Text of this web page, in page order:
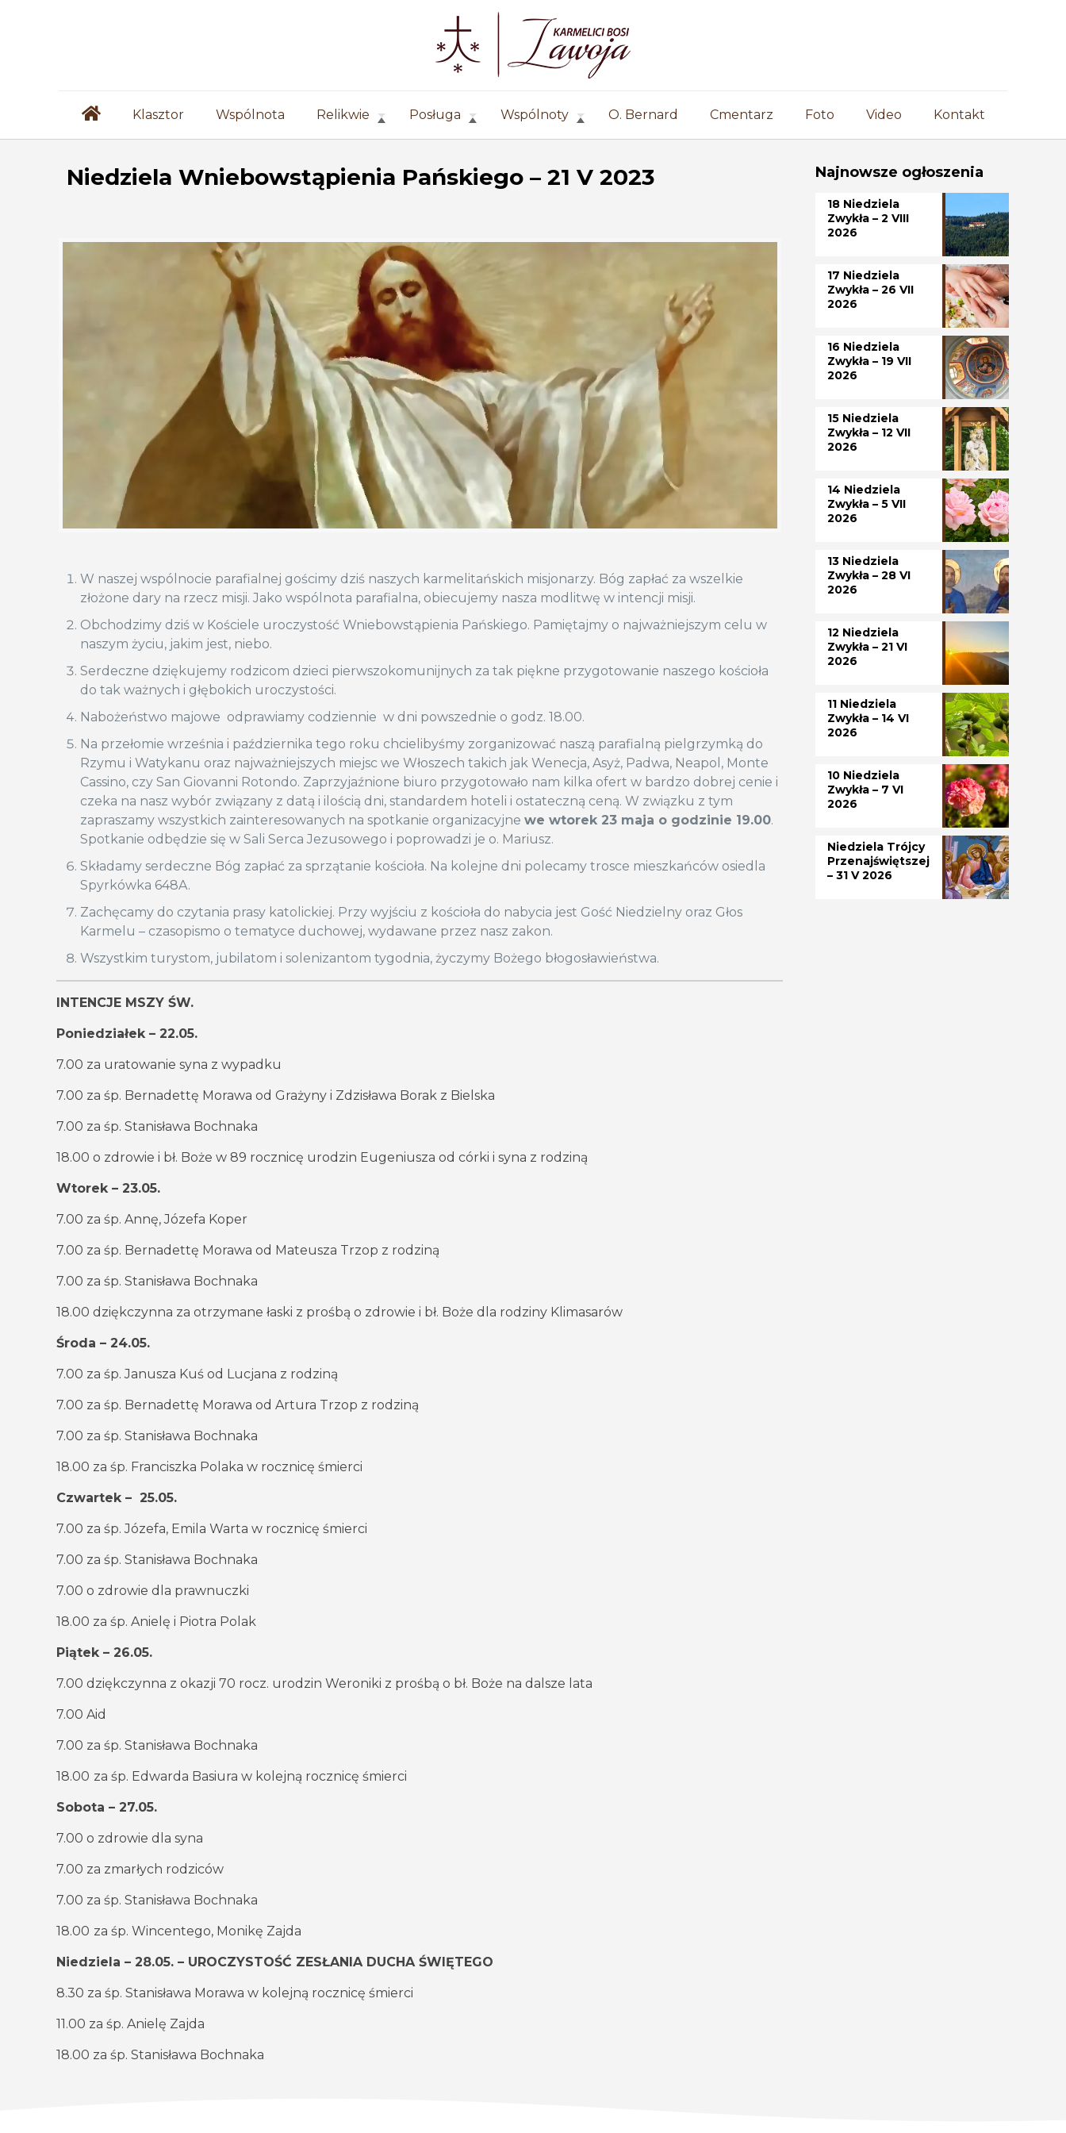
Klasztor Wspólnota Relikwie Posługa Wspólnoty O. Bernard Cmentarz Foto Video Kontakt
Niedziela Wniebowstąpienia Pańskiego – 21 V 2023
W naszej wspólnocie parafialnej gościmy dziś naszych karmelitańskich misjonarzy. Bóg zapłać za wszelkie
złożone dary na rzecz misji. Jako wspólnota parafialna, obiecujemy nasza modlitwę w intencji misji.
Obchodzimy dziś w Kościele uroczystość Wniebowstąpienia Pańskiego. Pamiętajmy o najważniejszym celu w
naszym życiu, jakim jest, niebo.
Serdeczne dziękujemy rodzicom dzieci pierwszokomunijnych za tak piękne przygotowanie naszego kościoła
do tak ważnych i głębokich uroczystości.
Nabożeństwo majowe odprawiamy codziennie w dni powszednie o godz. 18.00.
Na przełomie września i października tego roku chcielibyśmy zorganizować naszą parafialną pielgrzymką do
Rzymu i Watykanu oraz najważniejszych miejsc we Włoszech takich jak Wenecja, Asyż, Padwa, Neapol, Monte
Cassino, czy San Giovanni Rotondo. Zaprzyjaźnione biuro przygotowało nam kilka ofert w bardzo dobrej cenie i
czeka na nasz wybór związany z datą i ilością dni, standardem hoteli i ostateczną ceną. W związku z tym
zapraszamy wszystkich zainteresowanych na spotkanie organizacyjnewe wtorek 23 maja o godzinie 19.00.
Spotkanie odbędzie się w Sali Serca Jezusowego i poprowadzi je o. Mariusz.
Składamy serdeczne Bóg zapłać za sprzątanie kościoła. Na kolejne dni polecamy trosce mieszkańców osiedla
Spyrkówka 648A.
Zachęcamy do czytania prasy katolickiej. Przy wyjściu z kościoła do nabycia jest Gość Niedzielny oraz Głos
Karmelu – czasopismo o tematyce duchowej, wydawane przez nasz zakon.
Wszystkim turystom, jubilatom i solenizantom tygodnia, życzymy Bożego błogosławieństwa.
INTENCJE MSZY ŚW.
Poniedziałek – 22.05.
7.00 za uratowanie syna z wypadku
7.00 za śp. Bernadettę Morawa od Grażyny i Zdzisława Borak z Bielska
7.00 za śp. Stanisława Bochnaka
18.00 o zdrowie i bł. Boże w 89 rocznicę urodzin Eugeniusza od córki i syna z rodziną
Wtorek – 23.05.
7.00 za śp. Annę, Józefa Koper
7.00 za śp. Bernadettę Morawa od Mateusza Trzop z rodziną
7.00 za śp. Stanisława Bochnaka
18.00 dziękczynna za otrzymane łaski z prośbą o zdrowie i bł. Boże dla rodziny Klimasarów
Środa – 24.05.
7.00 za śp. Janusza Kuś od Lucjana z rodziną
7.00 za śp. Bernadettę Morawa od Artura Trzop z rodziną
7.00 za śp. Stanisława Bochnaka
18.00 za śp. Franciszka Polaka w rocznicę śmierci
Czwartek – 25.05.
7.00 za śp. Józefa, Emila Warta w rocznicę śmierci
7.00 za śp. Stanisława Bochnaka
7.00 o zdrowie dla prawnuczki
18.00 za śp. Anielę i Piotra Polak
Piątek – 26.05.
7.00 dziękczynna z okazji 70 rocz. urodzin Weroniki z prośbą o bł. Boże na dalsze lata
7.00 Aid
7.00 za śp. Stanisława Bochnaka
18.00 za śp. Edwarda Basiura w kolejną rocznicę śmierci
Sobota – 27.05.
7.00 o zdrowie dla syna
7.00 za zmarłych rodziców
7.00 za śp. Stanisława Bochnaka
18.00 za śp. Wincentego, Monikę Zajda
Niedziela – 28.05. – UROCZYSTOŚĆ ZESŁANIA DUCHA ŚWIĘTEGO
8.30 za śp. Stanisława Morawa w kolejną rocznicę śmierci
11.00 za śp. Anielę Zajda
18.00 za śp. Stanisława Bochnaka
Najnowsze ogłoszenia
18 Niedziela
Zwykła – 2 VIII
2026
17 Niedziela
Zwykła – 26 VII
2026
16 Niedziela
Zwykła – 19 VII
2026
15 Niedziela
Zwykła – 12 VII
2026
14 Niedziela
Zwykła – 5 VII
2026
13 Niedziela
Zwykła – 28 VI
2026
12 Niedziela
Zwykła – 21 VI
2026
11 Niedziela
Zwykła – 14 VI
2026
10 Niedziela
Zwykła – 7 VI
2026
Niedziela Trójcy
Przenajświętszej
– 31 V 2026